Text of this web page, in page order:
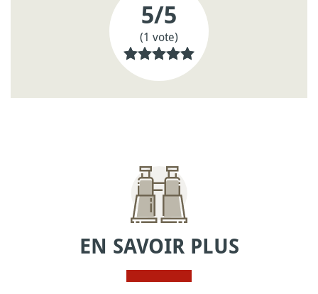
5/5
(1 vote)
EN SAVOIR PLUS